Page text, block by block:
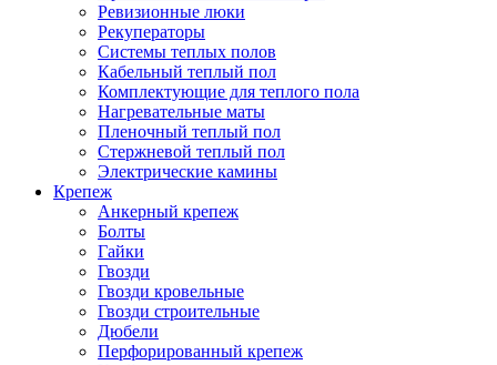
Ревизионные люки
Рекуператоры
Системы теплых полов
Кабельный теплый пол
Комплектующие для теплого пола
Нагревательные маты
Пленочный теплый пол
Стержневой теплый пол
Электрические камины
Крепеж
Анкерный крепеж
Болты
Гайки
Гвозди
Гвозди кровельные
Гвозди строительные
Дюбели
Перфорированный крепеж